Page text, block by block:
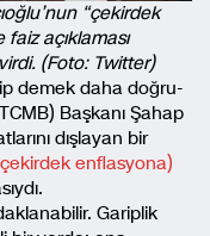
“çekirdek
açıklaması
(Foto: Twitter)
demek daha doğru-
Başkanı Şahap
dışlayan bir
çekirdek enflasyona)
Gariplik